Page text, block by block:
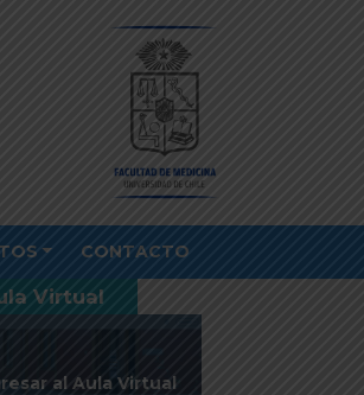
CONTACTO
Virtual
al Aula Virtual